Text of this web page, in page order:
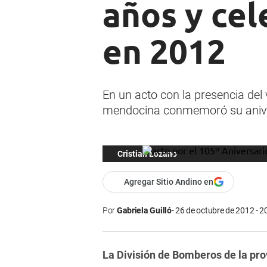
años y
en 2012
En un acto con la presencia
mendocina conmemoró su
Cristian Lozano
Agregar Sitio Andino en
PorGabriela Guilló 26 de octubre de 2012 -
La División de Bomberos de la